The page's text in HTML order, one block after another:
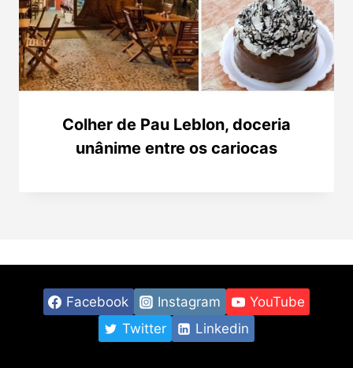
Colher de Pau Leblon, doceria
unânime entre os cariocas
Facebook Instagram
YouTube
Twitter
Linkedin